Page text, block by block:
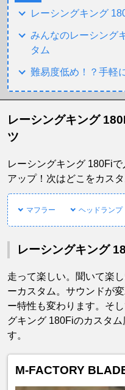
レーシングキング
みんなのレーシング
タム
難易度低め！？手軽
レーシングキング
ツ
レーシングキング 180Fi
アップ！次はどこをカス
マフラー ヘッドランプ
レーシングキング
走って楽しい。聞いて楽
ーカスタム。サウンドが
ー特性も変わります。そ
グキング 180Fiのカスタ
す。
M-FACTORY